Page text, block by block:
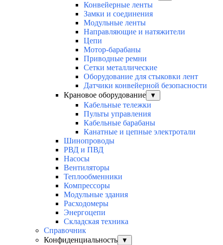
Конвейерные ленты
Замки и соединения
Модульные ленты
Направляющие и натяжители
Цепи
Мотор-барабаны
Приводные ремни
Сетки металлические
Оборудование для стыковки лент
Датчики конвейерной безопасности
Крановое оборудование
▼
Кабельные тележки
Пульты управления
Кабельные барабаны
Канатные и цепные электротали
Шинопроводы
РВД и ПВД
Насосы
Вентиляторы
Теплообменники
Компрессоры
Модульные здания
Расходомеры
Энергоцепи
Складская техника
Справочник
Конфиденциальность
▼